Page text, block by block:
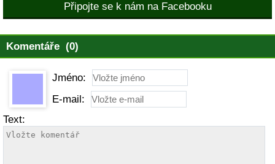
Připojte se k nám na Facebooku
Komentáře (0)
Jméno:
E-mail:
Text: